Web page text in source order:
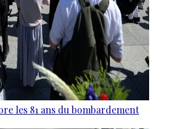
les 81 ans du bombardement